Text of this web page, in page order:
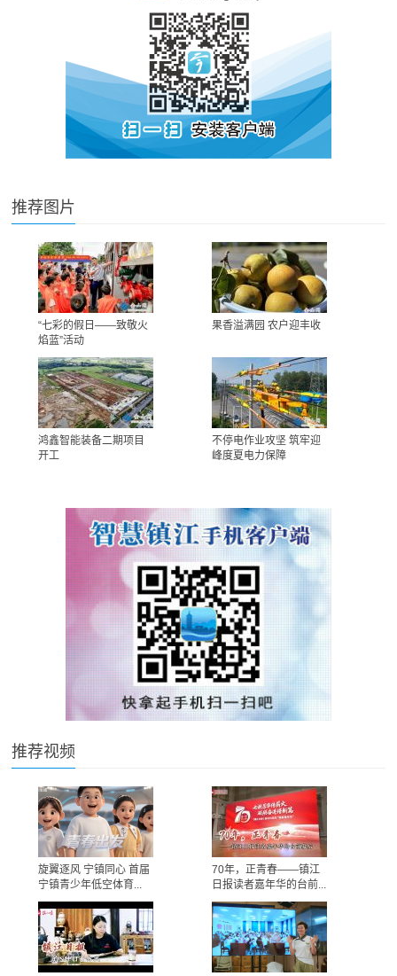
推荐图片
“七彩的假日——致敬火
焰蓝”活动
果香溢满园 农户迎丰收
鸿鑫智能装备二期项目
开工
不停电作业攻坚 筑牢迎
峰度夏电力保障
推荐视频
旋翼逐风 宁镇同心 首届
宁镇青少年低空体育...
70年，正青春——镇江
日报读者嘉年华的台前...